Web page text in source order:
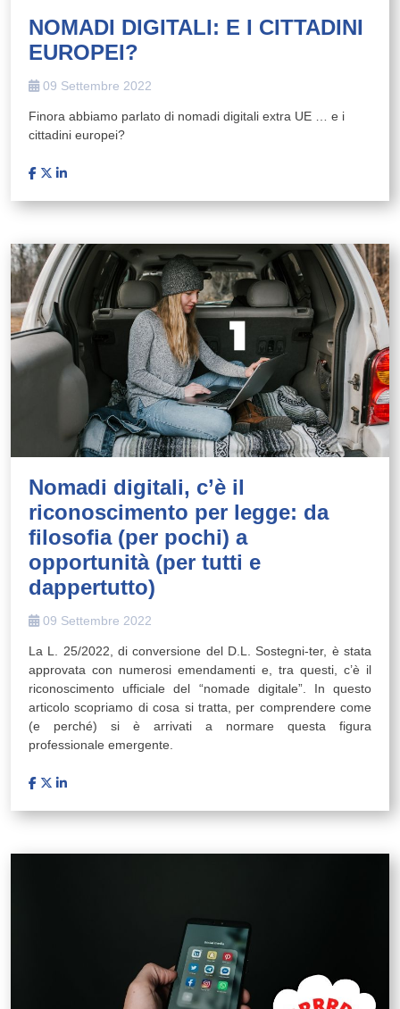
NOMADI DIGITALI: E I CITTADINI
EUROPEI?
09 Settembre 2022
Finora abbiamo parlato di nomadi digitali extra UE … e i
cittadini europei?
Nomadi digitali, c’è il
riconoscimento per legge: da
filosofia (per pochi) a
opportunità (per tutti e
dappertutto)
09 Settembre 2022
La L. 25/2022, di conversione del D.L. Sostegni-ter, è stata
approvata con numerosi emendamenti e, tra questi, c’è il
riconoscimento ufficiale del “nomade digitale”. In questo
articolo scopriamo di cosa si tratta, per comprendere come
(e perché) si è arrivati a normare questa figura
professionale emergente.